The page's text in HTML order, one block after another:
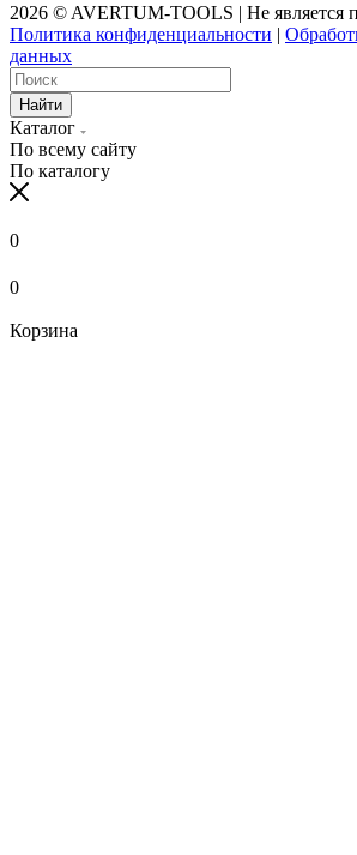
2026 © AVERTUM-TOOLS | Не является
Политика конфиденциальности |
данных
Найти
Каталог
По всему сайту
По каталогу
0
0
Корзина